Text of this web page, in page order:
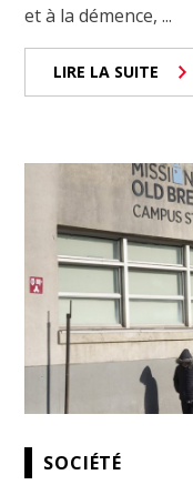
et à la démence, ...
LIRE LA SUITE
SOCIÉTÉ